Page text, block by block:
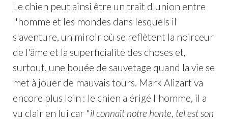
Le chien peut ainsi être un trait d'union entre
l'homme et les mondes dans lesquels il
s'aventure, un miroir où se reflètent la noirceur
de l'âme et la superficialité des choses et,
surtout, une bouée de sauvetage quand la vie se
met à jouer de mauvais tours. Mark Alizart va
encore plus loin : le chien a érigé l'homme, il a
vu clair en lui car "il connaît notre honte, tel est son